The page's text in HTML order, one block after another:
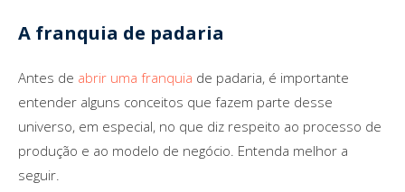
A franquia de padaria
Antes de abrir uma franquia de padaria, é importante
entender alguns conceitos que fazem parte desse
universo, em especial, no que diz respeito ao processo de
produção e ao modelo de negócio. Entenda melhor a
seguir.